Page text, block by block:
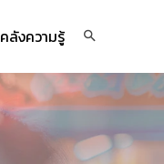
คลังความรู้